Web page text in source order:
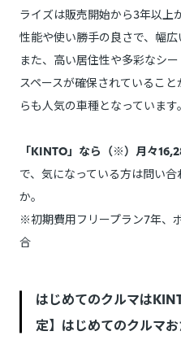
ライズは販売開始から3年以上
性能や使い勝手の良さで、幅広
また、高い居住性や多彩なシ
スペースが確保されているこ
らも人気の車種となっています。
「KINTO」なら（※）月々
で、気になっている方は問い
か。
※初期費用フリープラン7年、
合
はじめてのクルマは
定】はじめてのクルマ